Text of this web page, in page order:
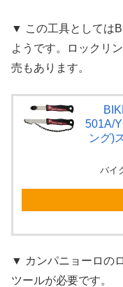
▼ この工具としては
ようです。ロックリ
売もあります。
501A/
ング)
バイ
▼ カンパニョーロの
ツールが必要です。